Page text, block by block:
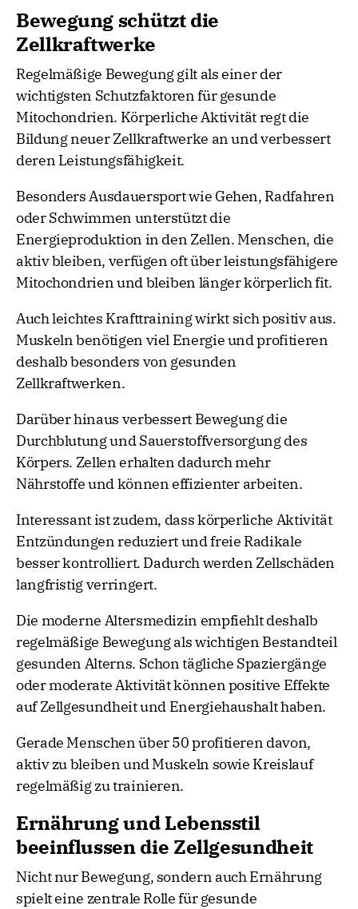
Bewegung schützt die
Zellkraftwerke
Regelmäßige Bewegung gilt als einer der
wichtigsten Schutzfaktoren für gesunde
Mitochondrien. Körperliche Aktivität regt die
Bildung neuer Zellkraftwerke an und verbessert
deren Leistungsfähigkeit.
Besonders Ausdauersport wie Gehen, Radfahren
oder Schwimmen unterstützt die
Energieproduktion in den Zellen. Menschen, die
aktiv bleiben, verfügen oft über leistungsfähigere
Mitochondrien und bleiben länger körperlich fit.
Auch leichtes Krafttraining wirkt sich positiv aus.
Muskeln benötigen viel Energie und profitieren
deshalb besonders von gesunden
Zellkraftwerken.
Darüber hinaus verbessert Bewegung die
Durchblutung und Sauerstoffversorgung des
Körpers. Zellen erhalten dadurch mehr
Nährstoffe und können effizienter arbeiten.
Interessant ist zudem, dass körperliche Aktivität
Entzündungen reduziert und freie Radikale
besser kontrolliert. Dadurch werden Zellschäden
langfristig verringert.
Die moderne Altersmedizin empfiehlt deshalb
regelmäßige Bewegung als wichtigen Bestandteil
gesunden Alterns. Schon tägliche Spaziergänge
oder moderate Aktivität können positive Effekte
auf Zellgesundheit und Energiehaushalt haben.
Gerade Menschen über 50 profitieren davon,
aktiv zu bleiben und Muskeln sowie Kreislauf
regelmäßig zu trainieren.
Ernährung und Lebensstil
beeinflussen die Zellgesundheit
Nicht nur Bewegung, sondern auch Ernährung
spielt eine zentrale Rolle für gesunde